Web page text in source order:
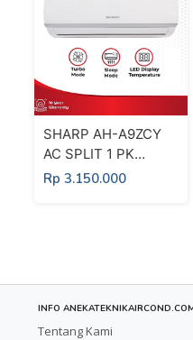
SHARP AH-A9ZCY
AC SPLIT 1 PK
STANDARD
Rp 3.150.000
INFO
Tentang Kami